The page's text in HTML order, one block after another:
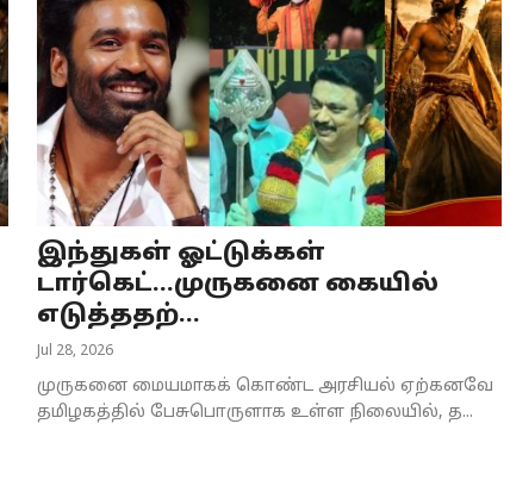
இந்துகள் ஓட்டுக்கள்
டார்கெட்...முருகனை கையில்
எடுத்ததற்...
Jul 28, 2026
முருகனை மையமாகக் கொண்ட அரசியல் ஏற்கனவே
தமிழகத்தில் பேசுபொருளாக உள்ள நிலையில், த...